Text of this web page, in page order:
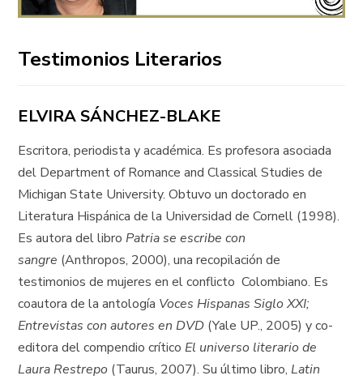
Testimonios Literarios
ELVIRA SÁNCHEZ-BLAKE
Escritora, periodista y académica. Es profesora asociada
del Department of Romance and Classical Studies de
Michigan State University. Obtuvo un doctorado en
Literatura Hispánica de la Universidad de Cornell (1998).
Es autora del libroPatria se escribe con
sangre (Anthropos, 2000), una recopilación de
testimonios de mujeres en el conflicto Colombiano. Es
coautora de la antología Voces Hispanas Siglo XXI;
Entrevistas con autores en DVD (Yale UP., 2005) y co-
editora del compendio críticoEl universo literario de
Laura Restrepo (Taurus, 2007). Su último libro,Latin